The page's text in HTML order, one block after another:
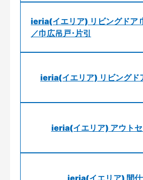
ieria(イエリア) リビングドア
／巾広吊戸･片引
ieria(イエリア) リビングド
ieria(イエリア) アウト
ieria(イエリア) 間